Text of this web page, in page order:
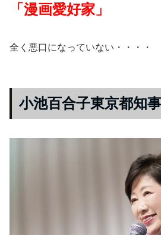
「漫画愛好家」
全く悪口になっていない・・・・
小池百合子東京都知事